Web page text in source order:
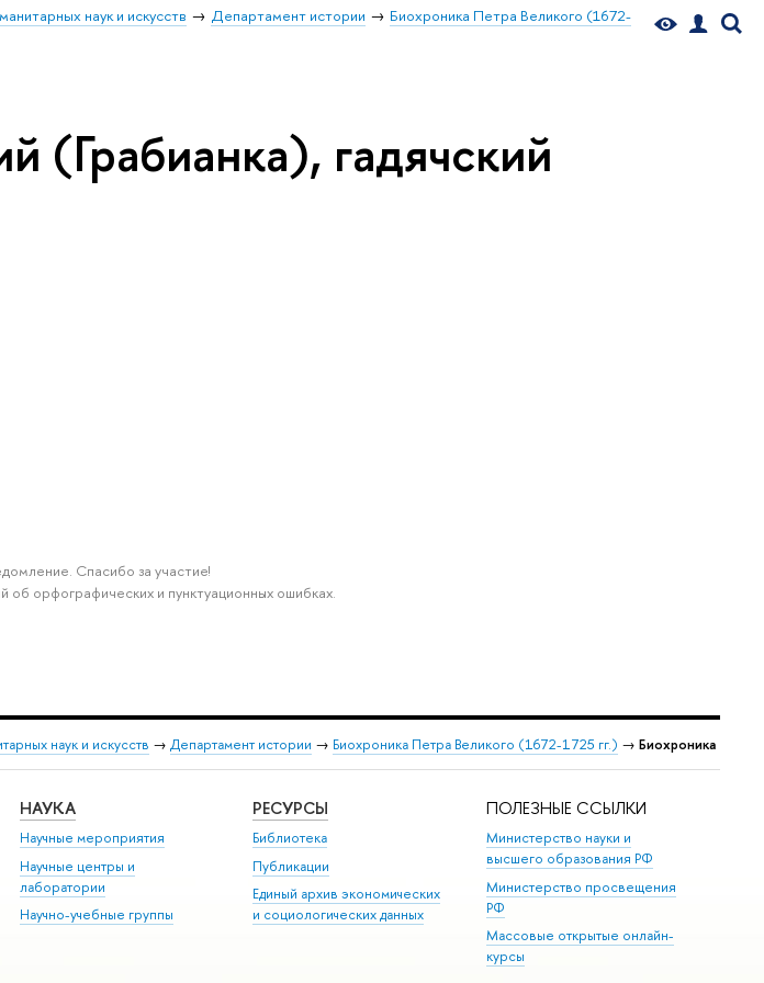
наук и искусств Департамент истории
Биохроника Петра Великого (1672-
(Грабианка), гадячский
Спасибо за участие!
орфографических и пунктуационных ошибках.
наук и искусств → Департамент истории → Биохроника Петра Великого (1672-1725 гг.) → Биохроника
НАУКА
Научные мероприятия
Научные центры и
лаборатории
Научно-учебные группы
РЕСУРСЫ
Библиотека
Публикации
Единый архив экономических
и социологических данных
ПОЛЕЗНЫЕ ССЫЛКИ
Министерство науки и
высшего образования РФ
Министерство просвещения
РФ
Массовые открытые онлайн-
курсы